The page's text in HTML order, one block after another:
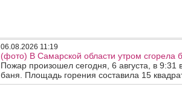
06.08.2026 11:19
(фото) В Самарской области утром сгорела
Пожар произошел сегодня, 6 августа, в
баня. Площадь горения составила 15